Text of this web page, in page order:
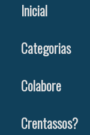
Inicial
Categorias
Colabore
Crentassos?